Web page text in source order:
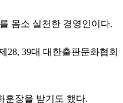
몸소 실천한 경영인이다.
28, 39대 대한출판문화협회
훈장을 받기도 했다.